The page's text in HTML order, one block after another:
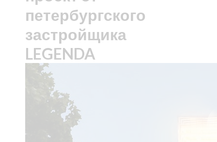
петербургского
застройщика
LEGENDA